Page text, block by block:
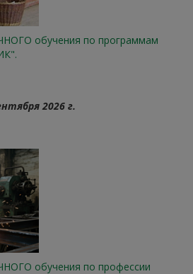
обучения по программам
2026 г.
обучения по профессии